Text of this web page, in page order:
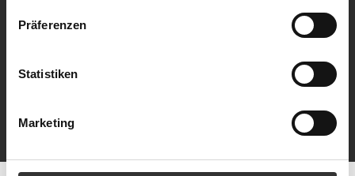
Präferenzen
Statistiken
Marketing
Gastronomie verlassen sich seit jeher auf den
umfassenden Service, auf ausgewählte Rohstoffe,